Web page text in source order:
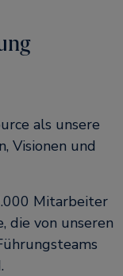
als unsere
Visionen und
Mitarbeiter
die von unseren